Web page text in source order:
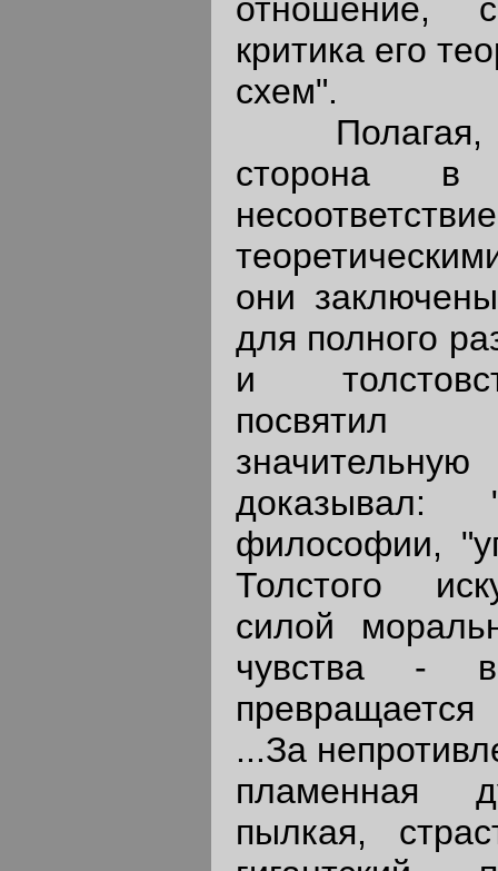
отношение,
критика его
схем".
Полагая,
сторона
они
для полного
и
посвятил
доказывал:
философии,
Толстого
силой
чувства - в
превращается
...За
пламенная
пылкая,